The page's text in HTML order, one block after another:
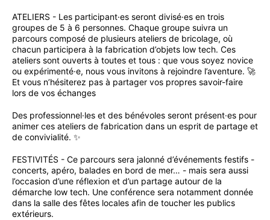
ATELIERS - Les participant·es seront divisé·es en trois
groupes de 5 à 6 personnes. Chaque groupe suivra un
parcours composé de plusieurs ateliers de bricolage, où
chacun participera à la fabrication d’objets low tech. Ces
ateliers sont ouverts à toutes et tous : que vous soyez novice
ou expérimenté·e, nous vous invitons à rejoindre l’aventure. 🚀
Et vous n’hésiterez pas à partager vos propres savoir-faire
lors de vos échanges
Des professionnel·les et des bénévoles seront présent·es pour
animer ces ateliers de fabrication dans un esprit de partage et
de convivialité. ✨
FESTIVITÉS - Ce parcours sera jalonné d’événements festifs -
concerts, apéro, balades en bord de mer… - mais sera aussi
l’occasion d’une réflexion et d’un partage autour de la
démarche low tech. Une conférence sera notamment donnée
dans la salle des fêtes locales afin de toucher les publics
extérieurs.